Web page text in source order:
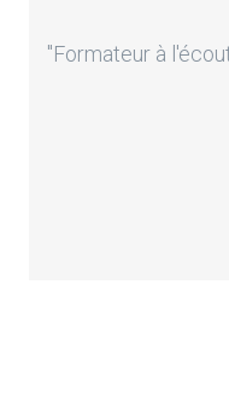
"Formateur à